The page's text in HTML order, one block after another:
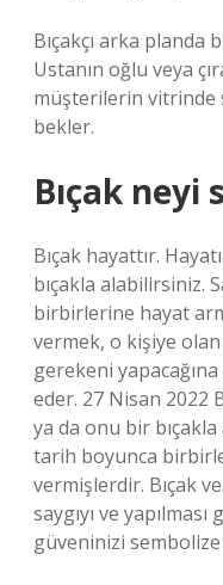
Bıçakçı arka planda
Ustanın oğlu veya
müşterilerin vitrinde
bekler.
Bıçak neyi
Bıçak hayattır.
bıçakla alabilirsiniz.
birbirlerine hayat
vermek, o kişiye olan
gerekeni
eder. 27 Nisan 2022
ya da onu bir bıçakla
tarih boyunca
vermişlerdir. Bıçak
saygıyı ve
güveninizi sembolize